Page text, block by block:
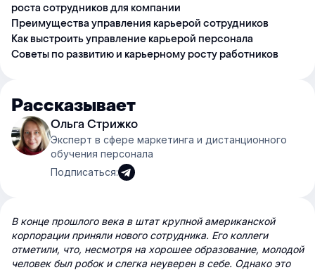
роста сотрудников для компании
Преимущества управления карьерой сотрудников
Как выстроить управление карьерой персонала
Советы по развитию и карьерному росту работников
Рассказывает
Ольга Стрижко
Эксперт в сфере маркетинга и дистанционного
обучения персонала
Подписаться:
В конце прошлого века в штат крупной американской
корпорации приняли нового сотрудника. Его коллеги
отметили, что, несмотря на хорошее образование, молодой
человек был робок и слегка неуверен в себе. Однако это